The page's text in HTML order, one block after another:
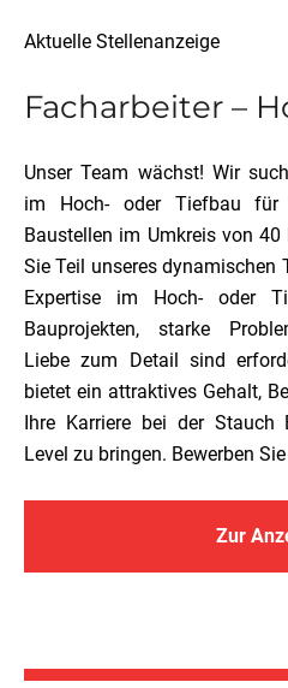
Aktuelle Stellenanzeige
Facharbeiter –
Unser Team wächst! Wir
im Hoch- oder Tiefbau für
Baustellen im Umkreis von
Sie Teil unseres dynamischen
Expertise im Hoch- oder
Bauprojekten, starke
Liebe zum Detail sind
bietet ein attraktives Gehalt,
Ihre Karriere bei der Stauch
Level zu bringen. Bewerben
Zur